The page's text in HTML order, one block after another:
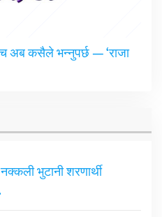
अब कसैले भन्नुपर्छ — ‘राजा
भुटानी शरणार्थी